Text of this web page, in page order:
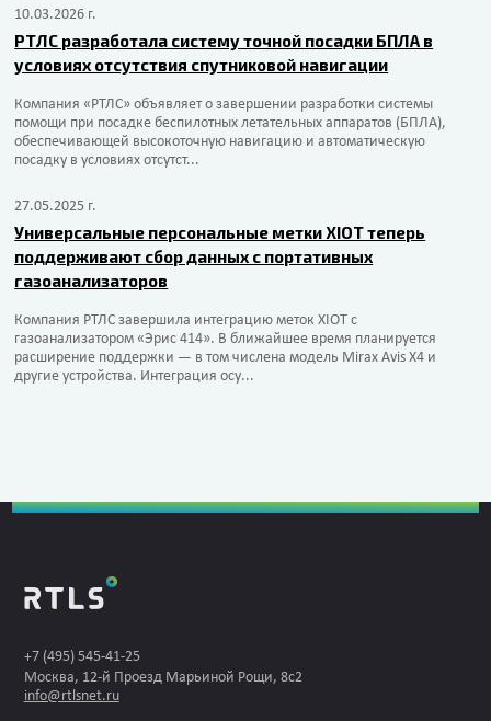
10.03.2026 г.
РТЛС разработала систему точной посадки БПЛА в
условиях отсутствия спутниковой навигации
Компания «РТЛС» объявляет о завершении разработки системы
помощи при посадке беспилотных летательных аппаратов (БПЛА),
обеспечивающей высокоточную навигацию и автоматическую
посадку в условиях отсутст...
27.05.2025 г.
Универсальные персональные метки XIOT теперь
поддерживают сбор данных с портативных
газоанализаторов
Компания РТЛС завершила интеграцию меток XIOT с
газоанализатором «Эрис 414». В ближайшее время планируется
расширение поддержки — в том числена модель Mirax Avis X4 и
другие устройства. Интеграция осу...
+7 (495) 545-41-25
Москва, 12-й Проезд Марьиной Рощи, 8с2
info@rtlsnet.ru